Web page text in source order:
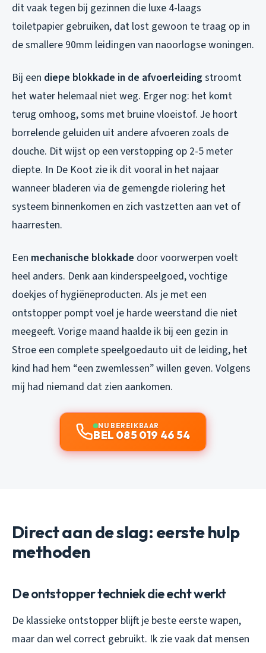
dit vaak tegen bij gezinnen die luxe 4-laags
toiletpapier gebruiken, dat lost gewoon te traag op in
de smallere 90mm leidingen van naoorlogse woningen.
Bij een diepe blokkade in de afvoerleiding stroomt
het water helemaal niet weg. Erger nog: het komt
terug omhoog, soms met bruine vloeistof. Je hoort
borrelende geluiden uit andere afvoeren zoals de
douche. Dit wijst op een verstopping op 2-5 meter
diepte. In De Koot zie ik dit vooral in het najaar
wanneer bladeren via de gemengde riolering het
systeem binnenkomen en zich vastzetten aan vet of
haarresten.
Een mechanische blokkade door voorwerpen voelt
heel anders. Denk aan kinderspeelgoed, vochtige
doekjes of hygiëneproducten. Als je met een
ontstopper pompt voel je harde weerstand die niet
meegeeft. Vorige maand haalde ik bij een gezin in
Stroe een complete speelgoedauto uit de leiding, het
kind had hem “een zwemlessen” willen geven. Volgens
mij had niemand dat zien aankomen.
NU BEREIKBAAR
BEL 085 019 46 54
Direct aan de slag: eerste hulp
methoden
De ontstopper techniek die echt werkt
De klassieke ontstopper blijft je beste eerste wapen,
maar dan wel correct gebruikt. Ik zie vaak dat mensen